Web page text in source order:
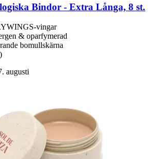
Bindor -​ Extra Långa, 8 st.
vingar
& oparfymerad
bomullskärna
augusti